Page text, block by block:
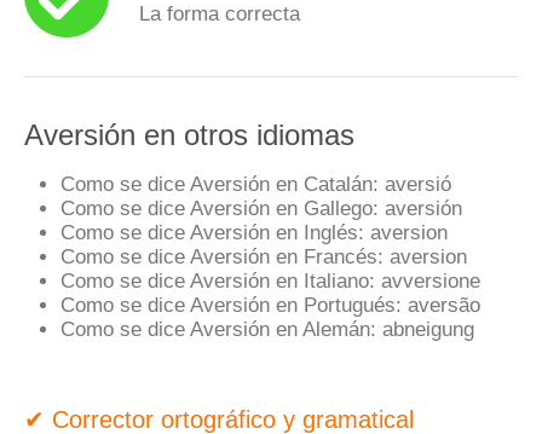
La forma correcta
Aversión en otros idiomas
Como se dice Aversión en Catalán: aversió
Como se dice Aversión en Gallego: aversión
Como se dice Aversión en Inglés: aversion
Como se dice Aversión en Francés: aversion
Como se dice Aversión en Italiano: avversione
Como se dice Aversión en Portugués: aversão
Como se dice Aversión en Alemán: abneigung
✔ Corrector ortográfico y gramatical